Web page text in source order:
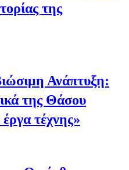
της
Ανάπτυξη:
της Θάσου
τέχνης»